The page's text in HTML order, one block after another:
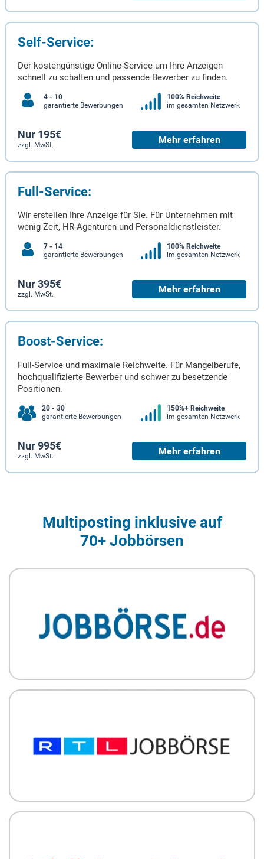
Self-Service:
Der kostengünstige Online-Service um Ihre Anzeigen
schnell zu schalten und passende Bewerber zu finden.
4 - 10
garantierte Bewerbungen
100% Reichweite
im gesamten Netzwerk
Nur 195€
zzgl. MwSt. Mehr erfahren
Full-Service:
Wir erstellen Ihre Anzeige für Sie. Für Unternehmen mit
wenig Zeit, HR-Agenturen und Personaldienstleister.
7 - 14
garantierte Bewerbungen
100% Reichweite
im gesamten Netzwerk
Nur 395€
zzgl. MwSt. Mehr erfahren
Boost-Service:
Full-Service und maximale Reichweite. Für Mangelberufe,
hochqualifizierte Bewerber und schwer zu besetzende
Positionen.
20 - 30
garantierte Bewerbungen
150%+ Reichweite
im gesamten Netzwerk
Nur 995€
zzgl. MwSt. Mehr erfahren
Multiposting inklusive auf
70+ Jobbörsen